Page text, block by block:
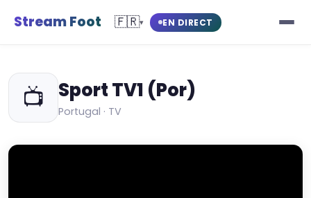
Stream Foot 🇫🇷▾ EN DIRECT
📺 Sport TV1 (Por)
Portugal · TV